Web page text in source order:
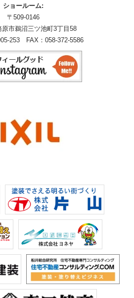
ショールーム:
〒509-0146
原市鵜沼三ツ池町3丁目58
253 FAX：058-372-5586